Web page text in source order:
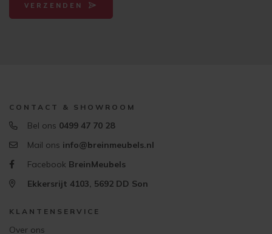
VERZENDEN
CONTACT & SHOWROOM
Bel ons 0499 47 70 28
Mail ons info@breinmeubels.nl
Facebook BreinMeubels
Ekkersrijt 4103, 5692 DD Son
KLANTENSERVICE
Over ons